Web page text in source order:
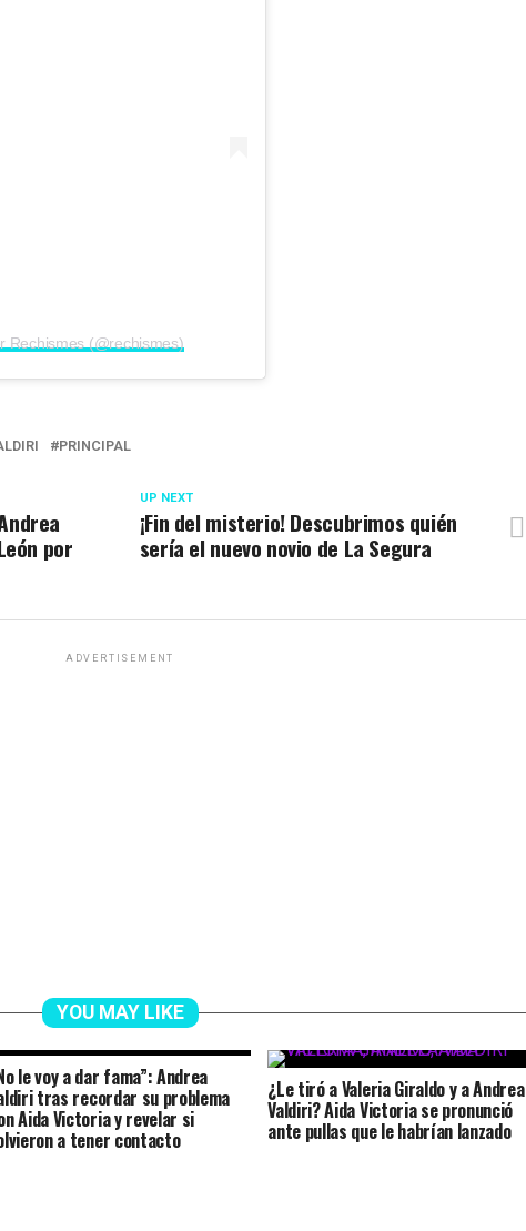
Rechismes (@rechismes)
PRINCIPAL
UP NEXT
¡Fin del misterio! Descubrimos quién
sería el nuevo novio de La Segura
por
ADVERTISEMENT
YOU MAY LIKE
le voy a dar fama”: Andrea
tras recordar su problema
Aida Victoria y revelar si
a tener contacto
¿Le tiró a Valeria Giraldo y a Andrea
Valdiri? Aida Victoria se pronunció
ante pullas que le habrían lanzado